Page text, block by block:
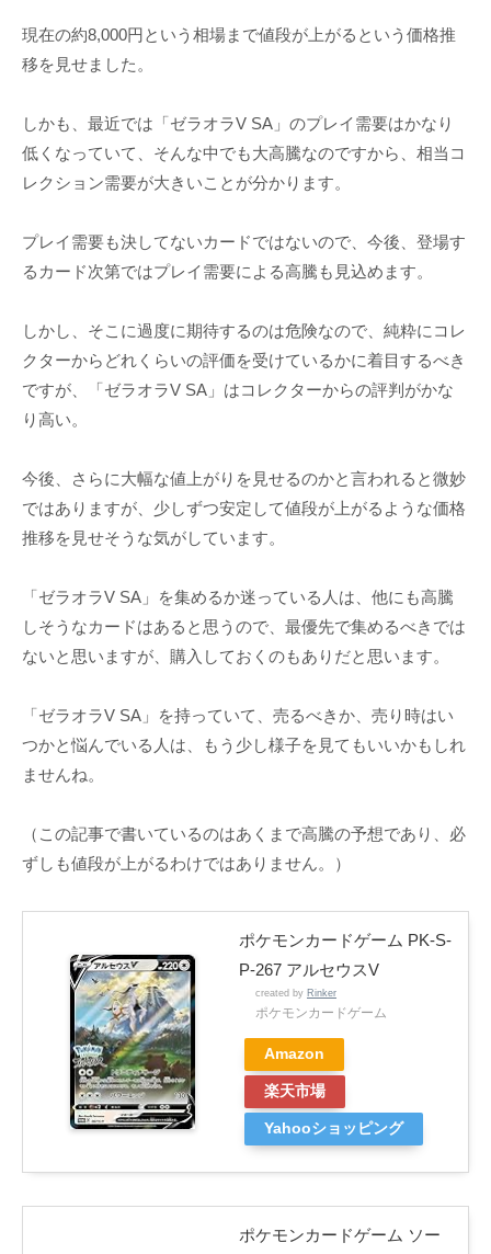
現在の約8,000円という相場まで値段が上がるという価格推
移を見せました。
しかも、最近では「ゼラオラV SA」のプレイ需要はかなり
低くなっていて、そんな中でも大高騰なのですから、相当コ
レクション需要が大きいことが分かります。
プレイ需要も決してないカードではないので、今後、登場す
るカード次第ではプレイ需要による高騰も見込めます。
しかし、そこに過度に期待するのは危険なので、純粋にコレ
クターからどれくらいの評価を受けているかに着目するべき
ですが、「ゼラオラV SA」はコレクターからの評判がかな
り高い。
今後、さらに大幅な値上がりを見せるのかと言われると微妙
ではありますが、少しずつ安定して値段が上がるような価格
推移を見せそうな気がしています。
「ゼラオラV SA」を集めるか迷っている人は、他にも高騰
しそうなカードはあると思うので、最優先で集めるべきでは
ないと思いますが、購入しておくのもありだと思います。
「ゼラオラV SA」を持っていて、売るべきか、売り時はい
つかと悩んでいる人は、もう少し様子を見てもいいかもしれ
ませんね。
（この記事で書いているのはあくまで高騰の予想であり、必
ずしも値段が上がるわけではありません。）
ポケモンカードゲーム PK-S-
P-267 アルセウスV
created by Rinker
ポケモンカードゲーム
Amazon
楽天市場
Yahooショッピング
ポケモンカードゲーム ソー